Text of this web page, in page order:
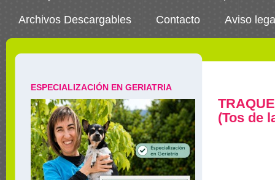
Archivos Descargables Contacto Aviso
(Tos de
ESPECIALIZACIÓN EN GERIATRIA